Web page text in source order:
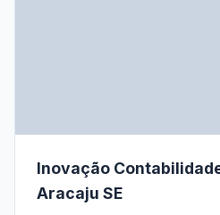
Inovação
Aracaju SE